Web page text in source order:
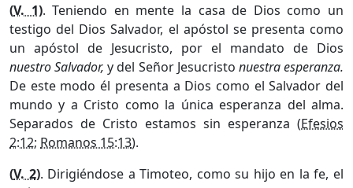
(V. 1). Teniendo en mente la casa de Dios como un
testigo del Dios Salvador, el apóstol se presenta como
un apóstol de Jesucristo, por el mandato de Dios
nuestro Salvador, y del Señor Jesucristo nuestra esperanza.
De este modo él presenta a Dios como el Salvador del
mundo y a Cristo como la única esperanza del alma.
Separados de Cristo estamos sin esperanza (Efesios
2:12; Romanos 15:13).
(V. 2). Dirigiéndose a Timoteo, como su hijo en la fe, el